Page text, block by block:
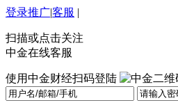
登录推广|客服 |
扫描或点击关注
中金在线客服
使用中金财经扫码登陆